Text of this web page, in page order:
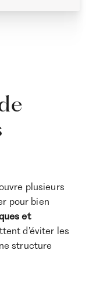
plusieurs
pour bien
et
d’éviter les
structure